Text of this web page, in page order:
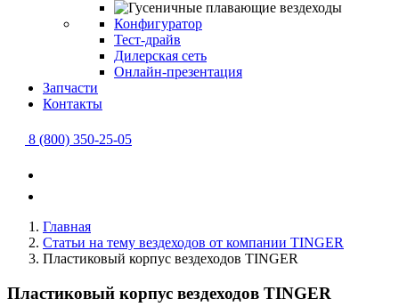
Конфигуратор
Тест-драйв
Дилерская сеть
Онлайн-презентация
Запчасти
Контакты
8 (800) 350-25-05
Главная
Статьи на тему вездеходов от компании TINGER
Пластиковый корпус вездеходов TINGER
Пластиковый корпус вездеходов TINGER